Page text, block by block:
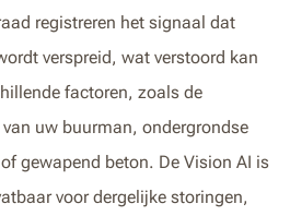
registreren het signaal dat
verspreid, wat verstoord kan
factoren, zoals de
uw buurman, ondergrondse
gewapend beton. De Vision AI is
voor dergelijke storingen,